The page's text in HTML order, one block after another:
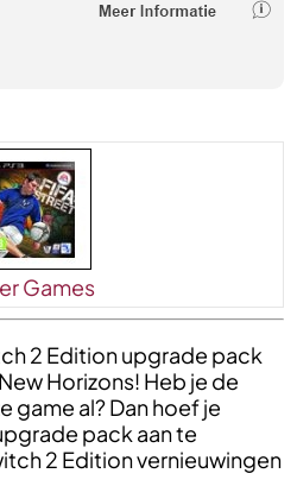
Games
2 Edition upgrade pack
Horizons! Heb je de
game al? Dan hoef je
pack aan te
2 Edition vernieuwingen